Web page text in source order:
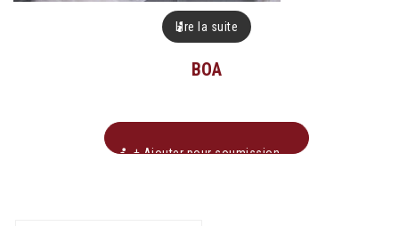
Lire la suite
BOA
+ Ajouter pour soumission